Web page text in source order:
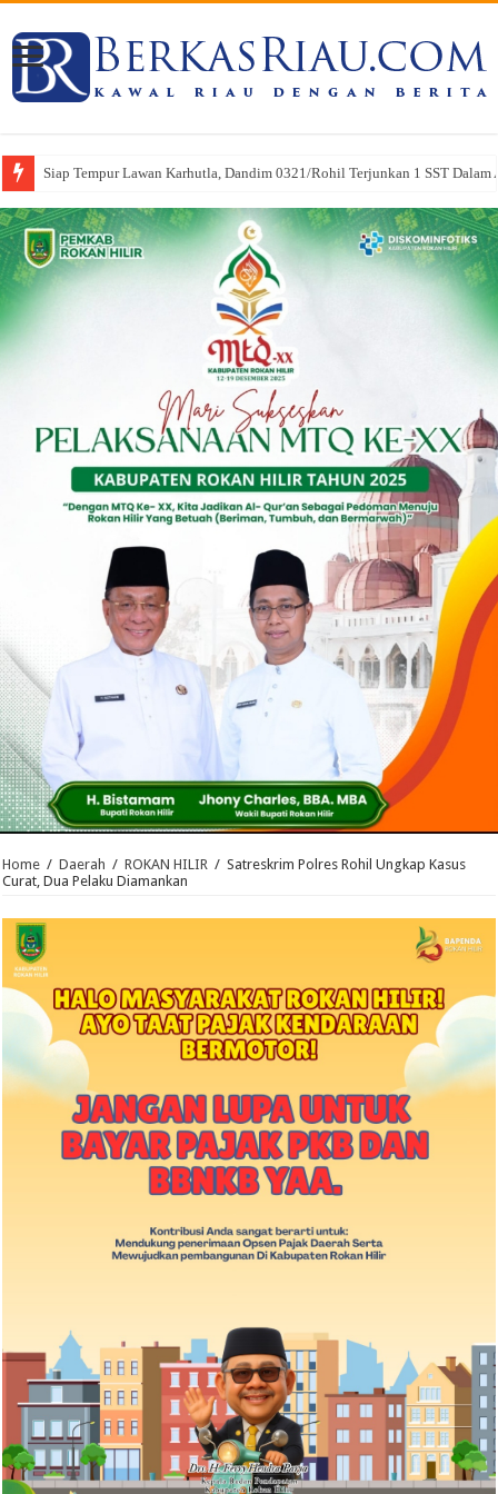
Siap Tempur Lawan Karhutla, Dandim 0321/Rohil Terjunkan 1 SST Dalam
Home / Daerah / ROKAN HILIR / Satreskrim Polres Rohil Ungkap Kasus
Curat, Dua Pelaku Diamankan